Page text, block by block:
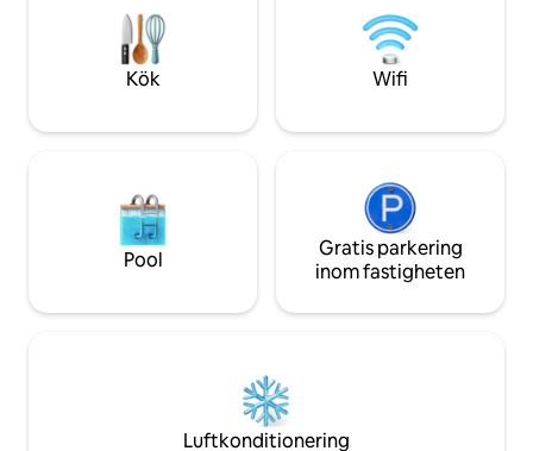
apparater, perfekt för att förbereda
rejäla bergsmåltider efter en dag i
backarna. Mys vid gasspisen i det
eleganta vardagsrummet, eller njut av
och Schweitzer Mountain direkt från ditt
stjärnorna eller njuta av en filmkväll på
en av de stora smarta TV-apparaterna.
Ett anpassat skåp med skidtork
säkerställer att din utrustning alltid är
badrum: Primär svit: King size-säng,
Våningssäng (perfekt för barn eller
huvudnivån för extra bekvämlighet
förfrågningar om
bröllop, som vi
Kök Wifi
Pool
Gratis parkering
inom fastigheten
Luftkonditionering